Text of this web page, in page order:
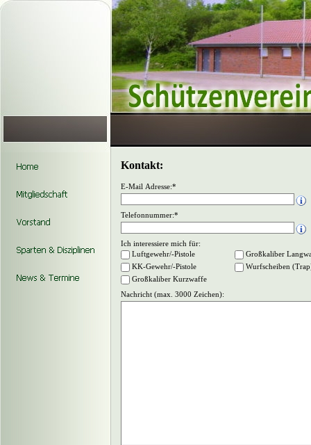
Kontakt:
E-Mail Adresse:*
Telefonnummer:*
Ich interessiere mich für:
Luftgewehr/-Pistole
Großkaliber
KK-Gewehr/-Pistole
Wurfscheiben
Großkaliber Kurzwaffe
Nachricht (max. 3000 Zeichen):